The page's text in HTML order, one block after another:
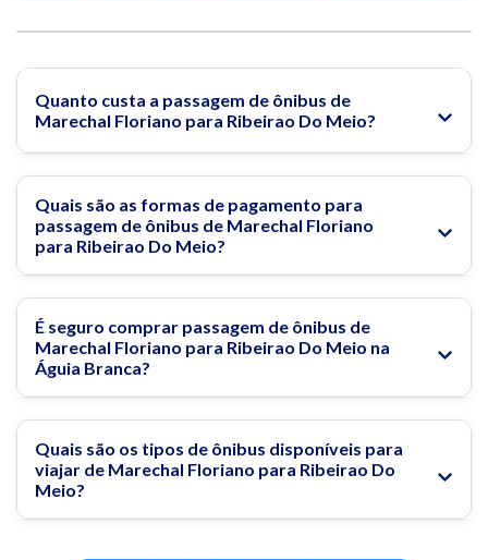
Quanto custa a passagem de ônibus de
Marechal Floriano para Ribeirao Do Meio?
Quais são as formas de pagamento para
passagem de ônibus de Marechal Floriano
para Ribeirao Do Meio?
É seguro comprar passagem de ônibus de
Marechal Floriano para Ribeirao Do Meio na
Águia Branca?
Quais são os tipos de ônibus disponíveis para
viajar de Marechal Floriano para Ribeirao Do
Meio?